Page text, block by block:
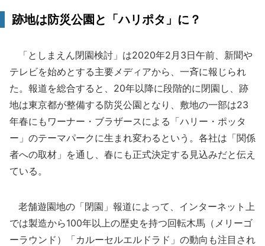
跡地は防災公園と「ハリポタ」に？
「としまえん閉園検討」は2020年2月3日午前、新聞や
テレビを始めとする主要メディアから、一斉に報じられ
た。報道を総合すると、20年以降に段階的に閉園し、跡
地は東京都が整備する防災公園となり、敷地の一部は23
年春にもワーナー・ブラザースによる「ハリー・ポッタ
ー」のテーマパークに生まれ変わるという。各社は「関係
者への取材」を通し、春にも正式決定する見込みだと伝え
ている。
老舗遊園地の「閉園」報道によって、インターネット上
では製造から100年以上の歴史を持つ回転木馬（メリーゴ
ーラウンド）「カルーセルエルドラド」の動向も注目され